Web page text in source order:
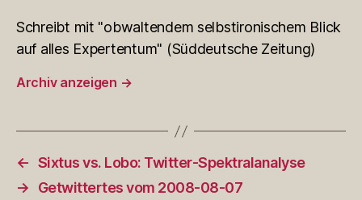
Schreibt mit "obwaltendem selbstironischem Blick
auf alles Expertentum" (Süddeutsche Zeitung)
Archiv anzeigen →
← Sixtus vs. Lobo: Twitter-Spektralanalyse
→
Getwittertes vom 2008-08-07